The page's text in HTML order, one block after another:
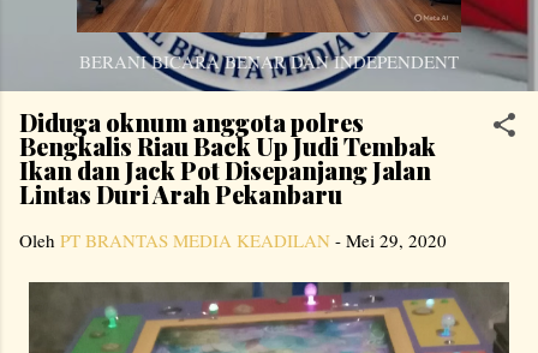
BERANI BICARA BENAR DAN INDEPENDENT
Diduga oknum anggota polres
Bengkalis Riau Back Up Judi Tembak
Ikan dan Jack Pot Disepanjang Jalan
Lintas Duri Arah Pekanbaru
Oleh PT BRANTAS MEDIA KEADILAN - Mei 29, 2020